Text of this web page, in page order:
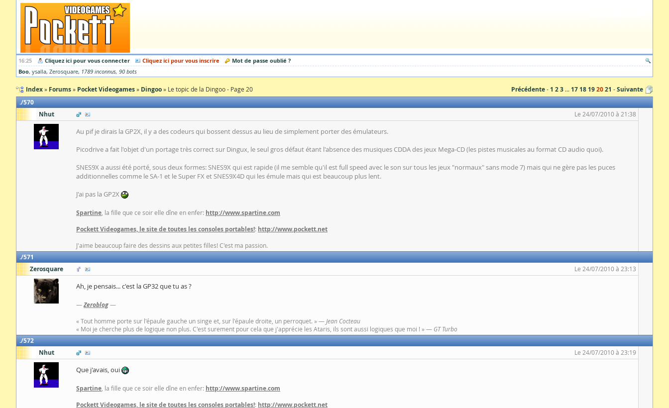
16:25 Cliquez ici pour vous connecter Cliquez ici pour vous inscrire
Mot de passe oublié ?
Boo ysalla Zerosquare 1789 inconnus 90 bots
Index Forums Pocket Videogames Dingoo Le topic de la Dingoo - Page 20 Précédente 1 23 ... 17 18 192021
Suivante
570
Nhut
Le 24/07/2010 à 21:38
Au pif je dirais la GP2X, il y a des codeurs qui bossent dessus au lieu de simplement porter des émulateurs.
Picodrive a fait l'objet d'un portage très correct sur Dingux, le seul gros défaut étant l'absence des musiques CDDA des jeux Mega-CD (les pistes musicales au format CD audio quoi).
SNES9X a aussi été porté, sous deux formes: SNES9X qui est rapide (il me semble qu'il est full speed avec le son sur tous les jeux "normaux" sans mode 7) mais qui ne gère pas les puces
additionnelles comme le SA-1 et le Super FX et SNES9X4D qui les émule mais qui est beaucoup plus lent.
J'ai pas la GP2X
Spartine , la fille que ce soir elle dîne en enfer: http://www.spartine.com
Pockett Videogames, le site de toutes les consoles portables!: http://www.pockett.net
J'aime beaucoup faire des dessins aux petites filles! C'est ma passion.
571
Zerosquare
Le 24/07/2010 à 23:13
Ah, je pensais... c'est la GP32 que tu as ?
—Zeroblog—
« Tout homme porte sur l'épaule gauche un singe et, sur l'épaule droite, un perroquet. » — Jean Cocteau
« Moi je cherche plus de logique non plus. C'est surement pour cela que j'apprécie les Ataris, ils sont aussi logiques que moi ! » — GT Turbo
572
Nhut
Le 24/07/2010 à 23:19
Que j'avais, oui
Spartine , la fille que ce soir elle dîne en enfer: http://www.spartine.com
Pockett Videogames, le site de toutes les consoles portables!: http://www.pockett.net